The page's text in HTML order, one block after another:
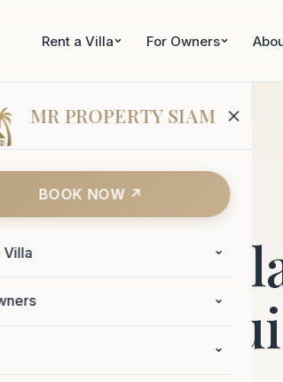
Rent a Villa For Owners
MR PROPERTY SIAM
BOOK NOW ↗
Villa
Samui